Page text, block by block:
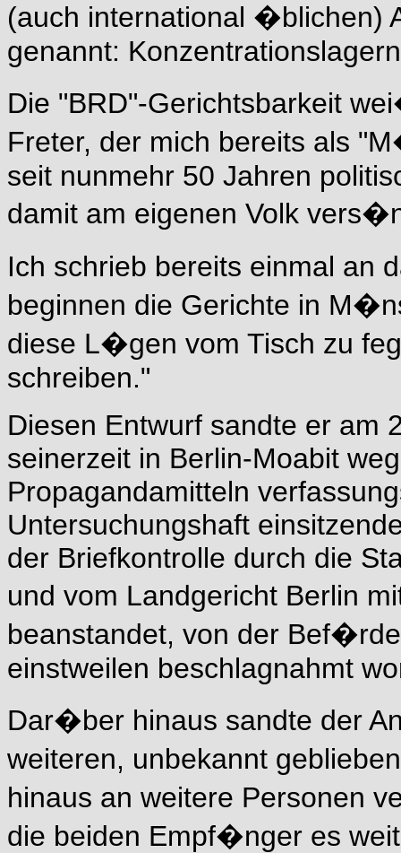
(auch international �blichen)
genannt:
Die "BRD"-Gerichtsbarkeit
Freter, der mich bereits als
seit nunmehr 50 Jahren
damit am eigenen Volk
Ich schrieb bereits einmal an
beginnen die Gerichte in
diese L�gen vom Tisch zu
schreiben."
Diesen Entwurf sandte er am
seinerzeit in Berlin-Moabit
Propagandamitteln
Untersuchungshaft
der Briefkontrolle durch die
und vom Landgericht Berlin
beanstandet, von der
einstweilen beschlagnahmt
Dar�ber hinaus sandte der
weiteren, unbekannt
hinaus an weitere Personen
die beiden Empf�nger es